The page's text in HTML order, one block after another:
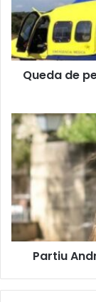
Queda de
Partiu